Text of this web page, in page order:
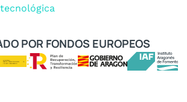
POR FONDOS EUROPEOS